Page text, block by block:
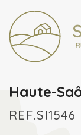
Haute-
REF.SI1546